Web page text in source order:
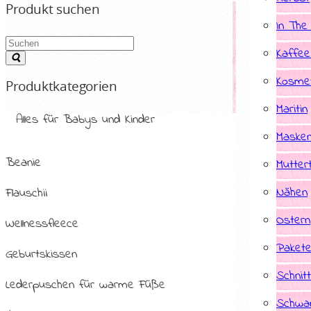
In
Maritin
Nähen
Ostern
Pakete
Produkt suchen
Produktkategorien
Alles für Babys und Kinder
Beanie
Flauschii
Wellnessfleece
Geburtskissen
Lederpuschen für warme Füße